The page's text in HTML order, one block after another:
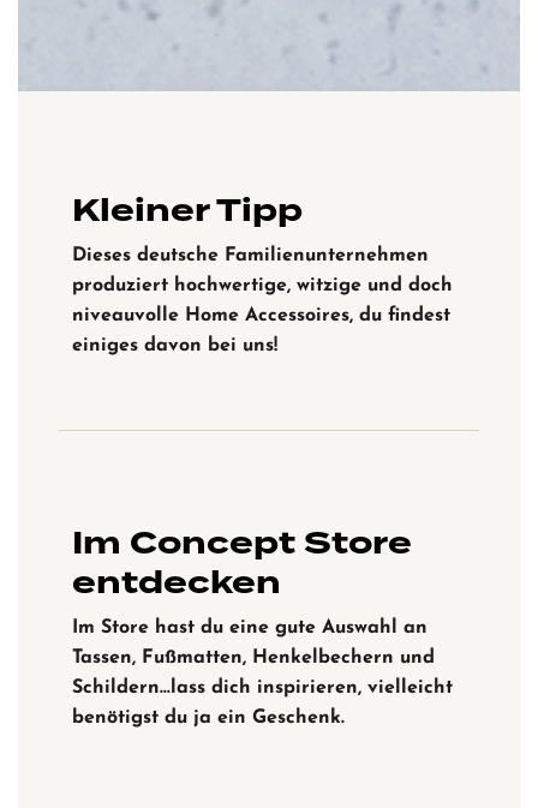
Kleiner Tipp
Dieses deutsche Familienunternehmen
produziert hochwertige, witzige und doch
niveauvolle Home Accessoires, du findest
einiges davon bei uns!
Im Concept Store
entdecken
Im Store hast du eine gute Auswahl an
Tassen, Fußmatten, Henkelbechern und
Schildern…lass dich inspirieren, vielleicht
benötigst du ja ein Geschenk.